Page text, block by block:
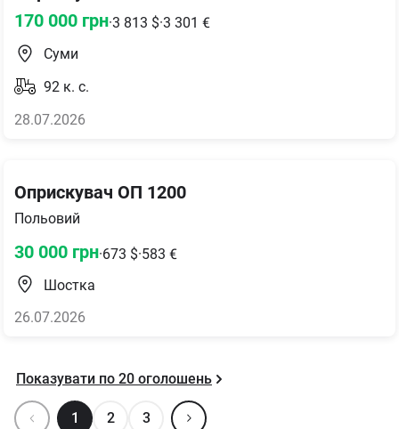
170 000 грн·3 813 $·3 301 €
Суми
92 к. с.
28.07.2026
Оприскувач ОП 1200
Польовий
30 000 грн·673 $·583 €
Шостка
26.07.2026
1 2 3
Показувати по 20 оголошень